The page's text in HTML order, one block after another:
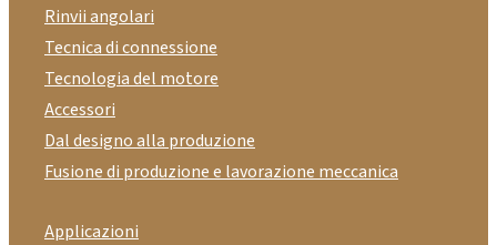
Rinvii angolari
Tecnica di connessione
Tecnologia del motore
Accessori
Dal designo alla produzione
Fusione di produzione e lavorazione meccanica
Applicazioni